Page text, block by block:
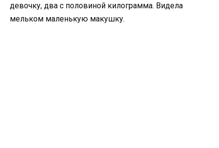
девочку, два с половиной килограмма. Видела
мельком маленькую макушку.